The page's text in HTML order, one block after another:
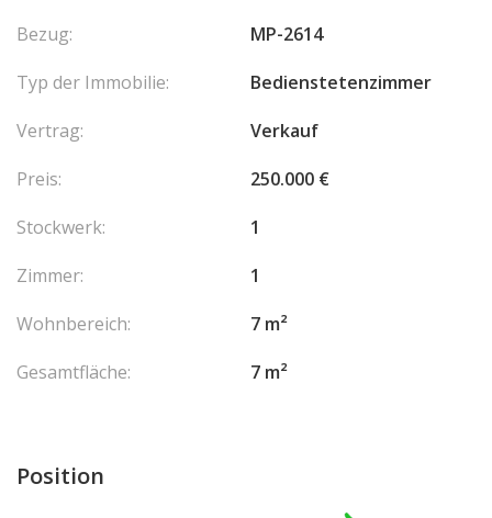
Bezug:
MP-2614
Typ der Immobilie:
Bedienstetenzimmer
Vertrag:
Verkauf
Preis:
250.000 €
Stockwerk:
1
Zimmer:
1
Wohnbereich:
7 m²
Gesamtfläche:
7 m²
Position